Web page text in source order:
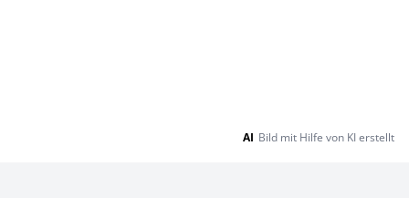
AI Bild mit Hilfe von KI erstellt